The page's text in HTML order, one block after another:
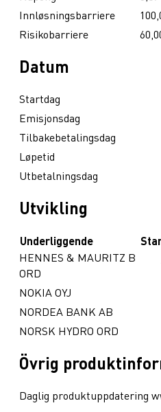
Innløsningsbarriere
Risikobarriere
Datum
Startdag
Emisjonsdag
Tilbakebetalingsdag
Løpetid
Utbetalningsdag
Utvikling
Underliggende
HENNES & MAURITZ B
ORD
NOKIA OYJ
NORDEA BANK AB
NORSK HYDRO ORD
Övrig
Daglig produktuppdatering